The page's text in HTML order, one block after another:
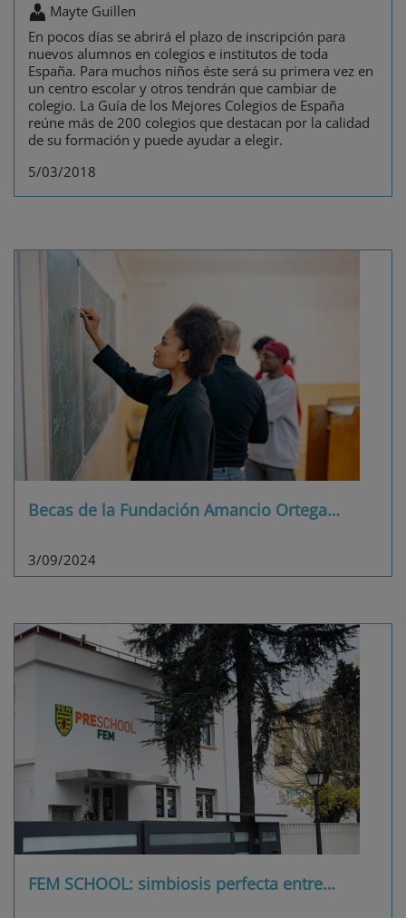
Mayte Guillen
En pocos días se abrirá el plazo de inscripción para
nuevos alumnos en colegios e institutos de toda
España. Para muchos niños éste será su primera vez en
un centro escolar y otros tendrán que cambiar de
colegio. La Guía de los Mejores Colegios de España
reúne más de 200 colegios que destacan por la calidad
de su formación y puede ayudar a elegir.
5/03/2018
Becas de la Fundación Amancio Ortega…
3/09/2024
FEM SCHOOL: simbiosis perfecta entre…